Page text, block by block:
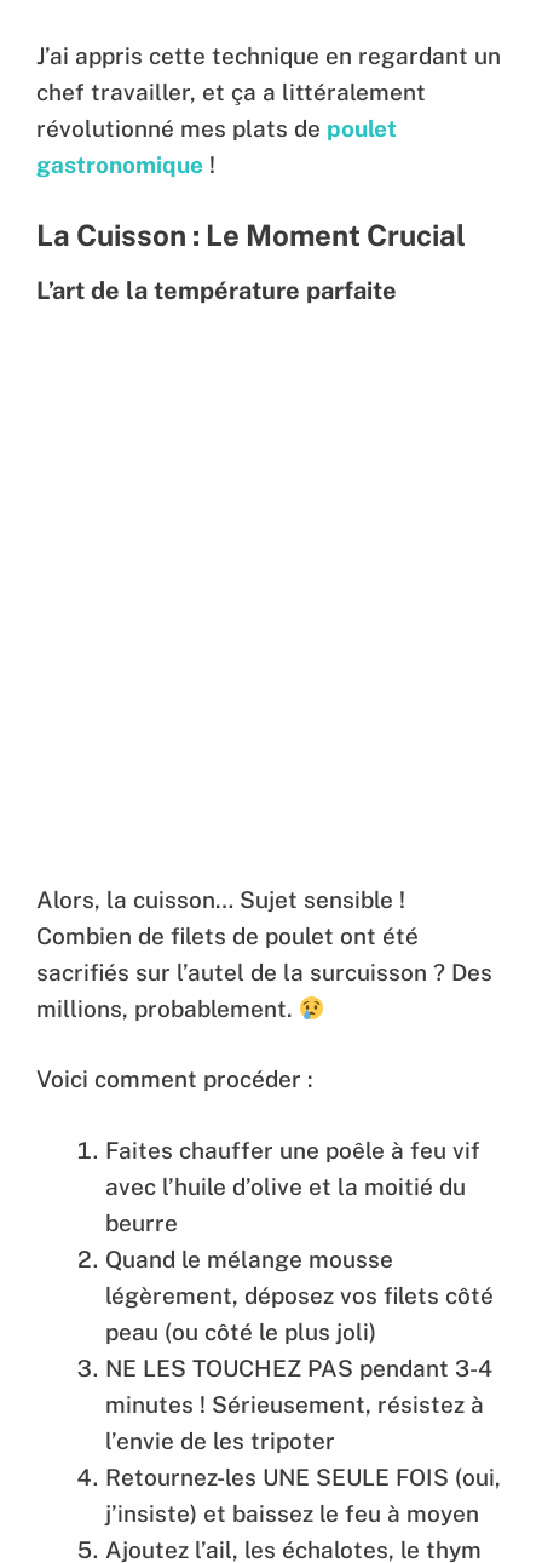
J’ai appris cette technique en regardant un
chef travailler, et ça a littéralement
révolutionné mes plats de poulet
gastronomique !
La Cuisson : Le Moment Crucial
L’art de la température parfaite
Alors, la cuisson… Sujet sensible !
Combien de filets de poulet ont été
sacrifiés sur l’autel de la surcuisson ? Des
millions, probablement.
Voici comment procéder :
Faites chauffer une poêle à feu vif
avec l’huile d’olive et la moitié du
beurre
Quand le mélange mousse
légèrement, déposez vos filets côté
peau (ou côté le plus joli)
NE LES TOUCHEZ PAS pendant 3-4
minutes ! Sérieusement, résistez à
l’envie de les tripoter
Retournez-les UNE SEULE FOIS (oui,
j’insiste) et baissez le feu à moyen
Ajoutez l’ail, les échalotes, le thym